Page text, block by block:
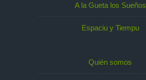
A la Gueta los Sueños
Espaciu y Tiempu
Quién somos